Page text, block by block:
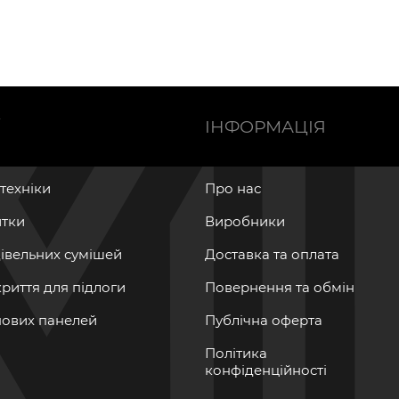
сумішей
для підлоги
панелей
ІНФОРМАЦІЯ
Про нас
Виробники
Доставка та оплата
Повернення та обмін
Публічна оферта
Політика
конфіденційності